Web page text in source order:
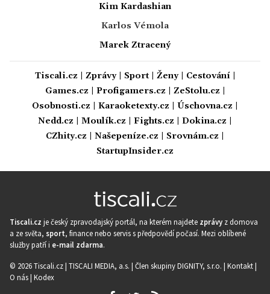
Kim Kardashian
Karlos Vémola
Marek Ztracený
Tiscali.cz Zprávy| Sport| Ženy| Cestování|
Games.cz
Profigamers.cz ZeStolu.cz
Osobnosti.cz
Karaoketexty.cz Úschovna.cz
Nedd.cz
Moulík.cz Fights.cz Dokina.cz
CZhity.cz
Našepeníze.cz Srovnám.cz
StartupInsider.cz
Tiscali.cz je český zpravodajský portál, na kterém najdete zprávy z domova
a ze světa, sport, finance nebo servis s předpovědí počasí. Mezi oblíbené
služby patří i e-mail zdarma.
© 2026 Tiscali.cz | TISCALI MEDIA, a.s. | Člen skupiny DIGNITY, s.r.o. | Kontakt|
O nás| Kodex